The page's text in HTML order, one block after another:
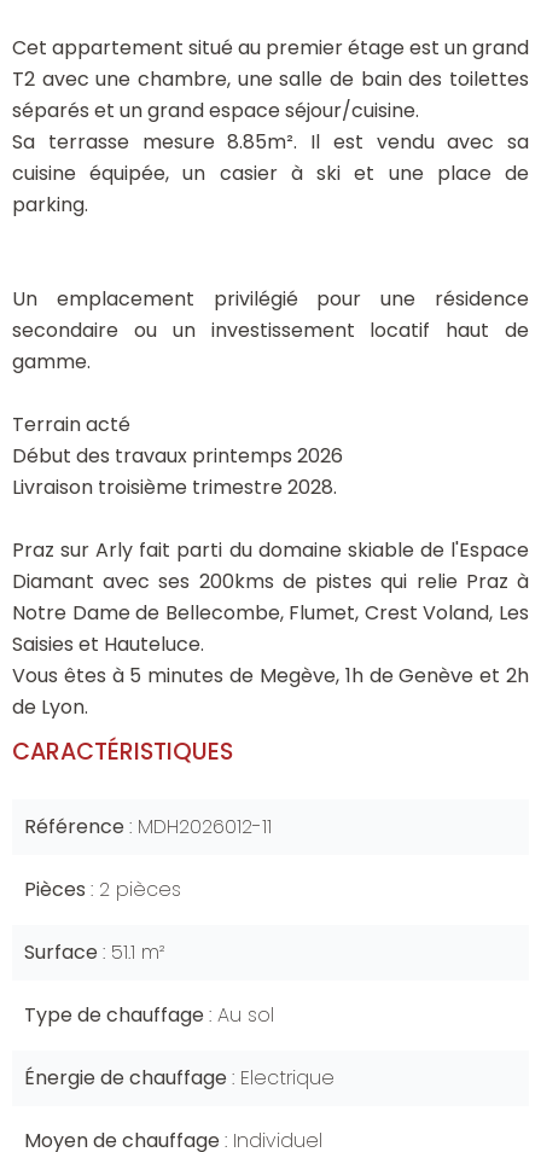
Cet appartement situé au premier étage est un grand
T2 avec une chambre, une salle de bain des toilettes
séparés et un grand espace séjour/cuisine.
Sa terrasse mesure 8.85m². Il est vendu avec sa
cuisine équipée, un casier à ski et une place de
parking.
Un emplacement privilégié pour une résidence
secondaire ou un investissement locatif haut de
gamme.
Terrain acté
Début des travaux printemps 2026
Livraison troisième trimestre 2028.
Praz sur Arly fait parti du domaine skiable de l'Espace
Diamant avec ses 200kms de pistes qui relie Praz à
Notre Dame de Bellecombe, Flumet, Crest Voland, Les
Saisies et Hauteluce.
Vous êtes à 5 minutes de Megève, 1h de Genève et 2h
de Lyon.
CARACTÉRISTIQUES
Référence MDH2026012-11
Pièces 2 pièces
Surface 51.1 m²
Type de chauffage Au sol
Énergie de chauffage Electrique
Moyen de chauffage Individuel